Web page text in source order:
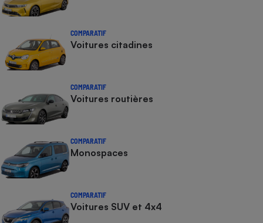
COMPARATIF
Voitures citadines
COMPARATIF
Voitures routières
COMPARATIF
Monospaces
COMPARATIF
Voitures SUV et 4x4